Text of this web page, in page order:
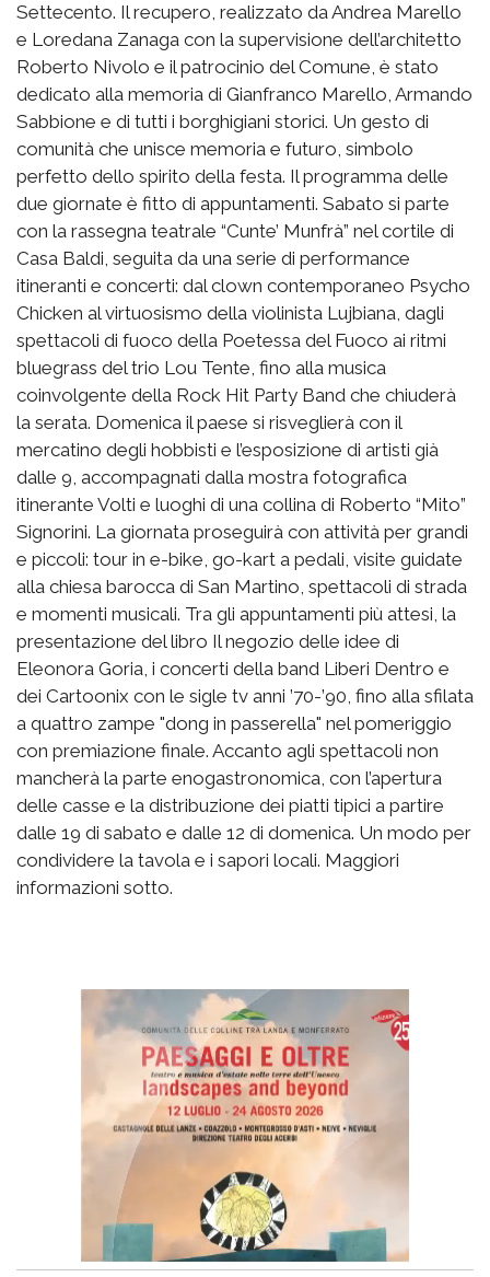
Settecento. Il recupero, realizzato da Andrea Marello
e Loredana Zanaga con la supervisione dell’architetto
Roberto Nivolo e il patrocinio del Comune, è stato
dedicato alla memoria di Gianfranco Marello, Armando
Sabbione e di tutti i borghigiani storici. Un gesto di
comunità che unisce memoria e futuro, simbolo
perfetto dello spirito della festa. Il programma delle
due giornate è fitto di appuntamenti. Sabato si parte
con la rassegna teatrale “Cunte’ Munfrà” nel cortile di
Casa Baldi, seguita da una serie di performance
itineranti e concerti: dal clown contemporaneo Psycho
Chicken al virtuosismo della violinista Lujbiana, dagli
spettacoli di fuoco della Poetessa del Fuoco ai ritmi
bluegrass del trio Lou Tente, fino alla musica
coinvolgente della Rock Hit Party Band che chiuderà
la serata. Domenica il paese si risveglierà con il
mercatino degli hobbisti e l’esposizione di artisti già
dalle 9, accompagnati dalla mostra fotografica
itinerante Volti e luoghi di una collina di Roberto “Mito”
Signorini. La giornata proseguirà con attività per grandi
e piccoli: tour in e-bike, go-kart a pedali, visite guidate
alla chiesa barocca di San Martino, spettacoli di strada
e momenti musicali. Tra gli appuntamenti più attesi, la
presentazione del libro Il negozio delle idee di
Eleonora Goria, i concerti della band Liberi Dentro e
dei Cartoonix con le sigle tv anni ’70-’90, fino alla sfilata
a quattro zampe "dong in passerella" nel pomeriggio
con premiazione finale. Accanto agli spettacoli non
mancherà la parte enogastronomica, con l’apertura
delle casse e la distribuzione dei piatti tipici a partire
dalle 19 di sabato e dalle 12 di domenica. Un modo per
condividere la tavola e i sapori locali. Maggiori
informazioni sotto.